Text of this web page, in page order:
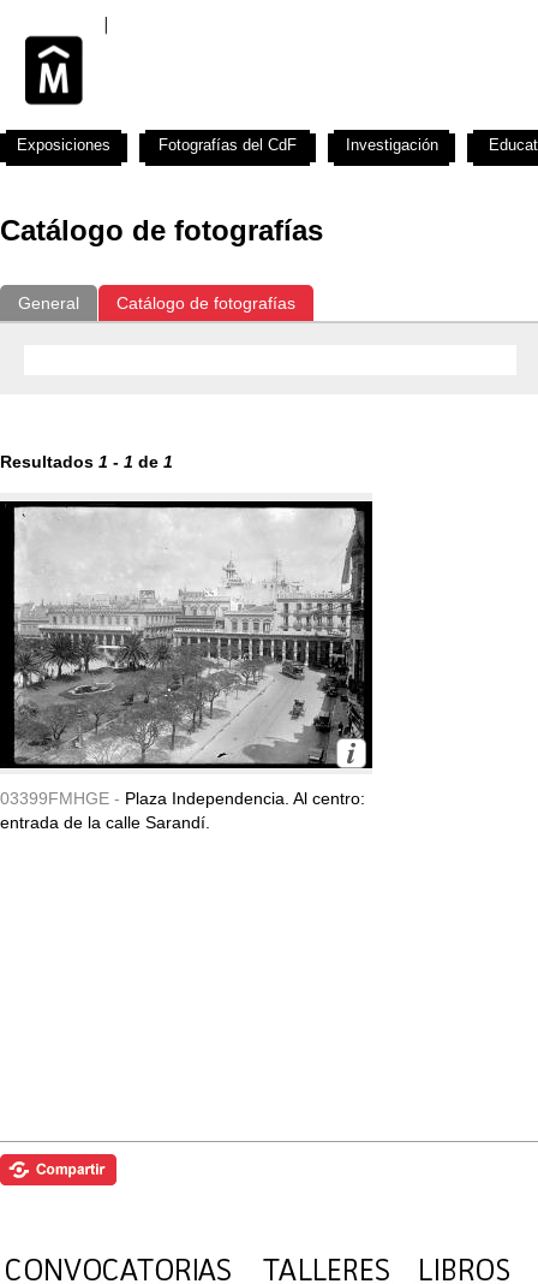
Catálogo de fotografías
General Catálogo de fotografías
Resultados 1 - 1 de 1
03399FMHGE - Plaza Independencia. Al centro:
entrada de la calle Sarandí.
Exposiciones Fotografías del CdF Investigación